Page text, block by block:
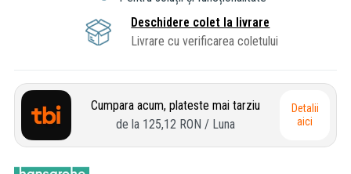
Deschidere colet la livrare
Livrare cu verificarea coletului
Cumpara acum, plateste mai tarziu
de la 125,12 RON / Luna
Detalii
aici